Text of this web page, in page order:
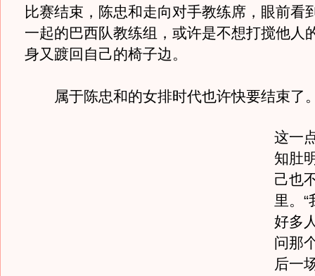
比赛结束，陈忠和走向对手教练席，眼前看
一起的巴西队教练组，或许是不想打搅他人
身又踱回自己的椅子边。
属于陈忠和的女排时代也许快要结束了
这一
知肚
己也
里。
好多
问那
后一